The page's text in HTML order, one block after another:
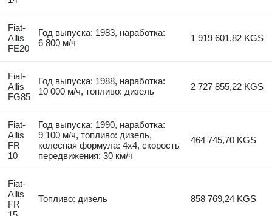
Fiat-
Allis
FE20
Год выпуска: 1983, наработка:
6 800 м/ч
1 919 601,82 KGS
Fiat-
Allis
FG85
Год выпуска: 1988, наработка:
10 000 м/ч, топливо: дизель
2 727 855,22 KGS
Fiat-
Allis
FR
10
Год выпуска: 1990, наработка:
9 100 м/ч, топливо: дизель,
колесная формула: 4x4, скорость
передвижения: 30 км/ч
464 745,70 KGS
Fiat-
Allis
FR
Топливо: дизель 858 769,24 KGS